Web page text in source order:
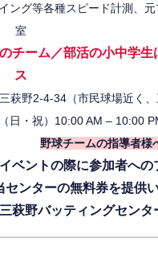
ング等各種スピード計測、
室
チーム／部活の小中学生
ス
野2-4-34（市民球場近く、
日・祝）10:00 AM – 10:00
野球チームの指導者様
ベントの際に参加者への
センターの無料券を提供
萩野バッティングセンタ